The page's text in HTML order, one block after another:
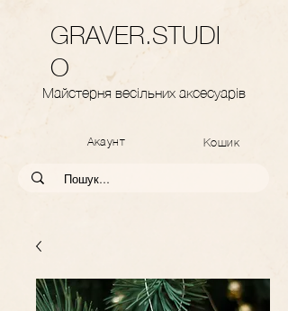
GRAVER.STUDI
O
Майстерня весільних аксесуарів
Акаунт Кошик